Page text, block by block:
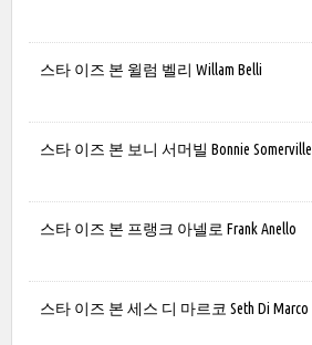
스타 이즈 본 윌럼 벨리 Willam Belli
스타 이즈 본 보니 서머빌 Bonnie Somerville
스타 이즈 본 프랭크 아넬로 Frank Anello
스타 이즈 본 세스 디 마르코 Seth Di Marco